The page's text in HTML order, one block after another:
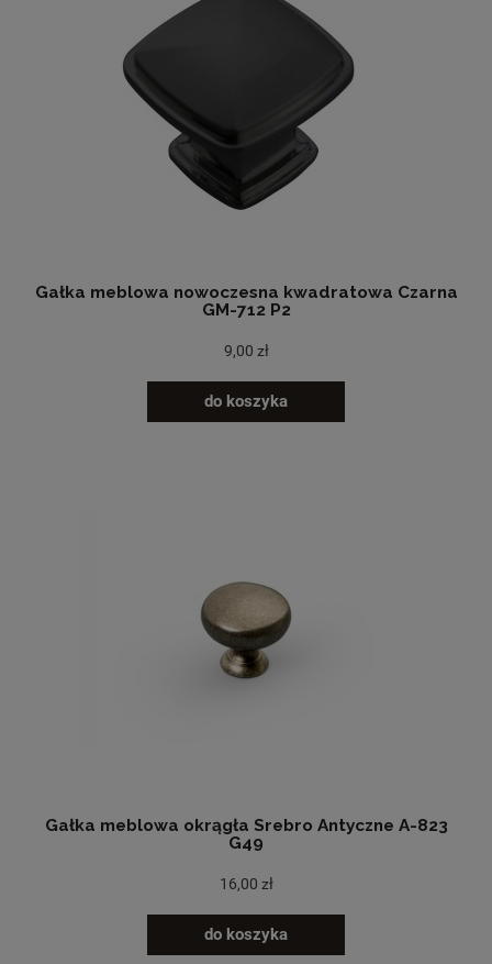
Gałka meblowa nowoczesna kwadratowa Czarna
GM-712 P2
9,00 zł
do koszyka
Gałka meblowa okrągła Srebro Antyczne A-823
G49
16,00 zł
do koszyka